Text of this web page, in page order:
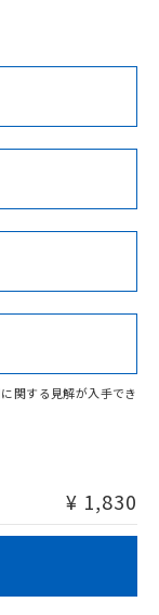
以下を必ずお読
Cr(VI)
す。
承認
ンス
KR型式
（韓国
No
合状況ページへ
ご検索ください
関する見解が入手でき
¥ 1,830